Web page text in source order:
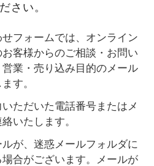
さい。
フォームでは、オンライン
客様からのご相談・お問い
業・売り込み目的のメール
す。
ただいた電話番号またはメ
いたします。
が、迷惑メールフォルダに
合がございます。メールが